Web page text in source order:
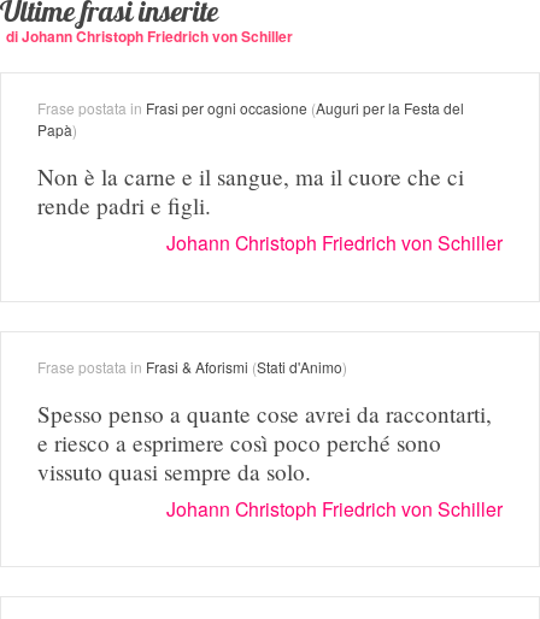
Ultime frasi inserite
di Johann Christoph Friedrich von Schiller
Frase postata in Frasi per ogni occasione (Auguri per la Festa del
Papà)
Non è la carne e il sangue, ma il cuore che ci
rende padri e figli.
Johann Christoph Friedrich von Schiller
Frase postata in Frasi & Aforismi (Stati d'Animo)
Spesso penso a quante cose avrei da raccontarti,
e riesco a esprimere così poco perché sono
vissuto quasi sempre da solo.
Johann Christoph Friedrich von Schiller